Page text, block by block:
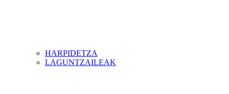
HARPIDETZA
LAGUNTZAILEAK